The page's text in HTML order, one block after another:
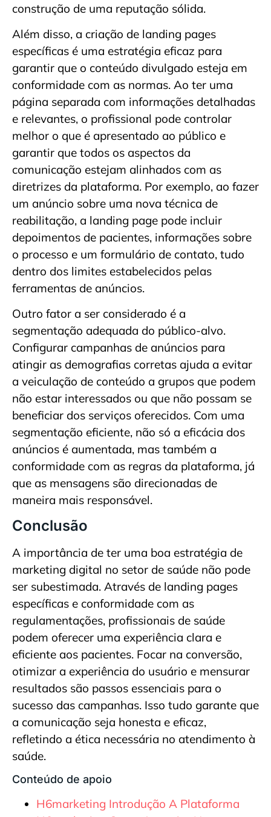
construção de uma reputação sólida.
Além disso, a criação de landing pages
específicas é uma estratégia eficaz para
garantir que o conteúdo divulgado esteja em
conformidade com as normas. Ao ter uma
página separada com informações detalhadas
e relevantes, o profissional pode controlar
melhor o que é apresentado ao público e
garantir que todos os aspectos da
comunicação estejam alinhados com as
diretrizes da plataforma. Por exemplo, ao fazer
um anúncio sobre uma nova técnica de
reabilitação, a landing page pode incluir
depoimentos de pacientes, informações sobre
o processo e um formulário de contato, tudo
dentro dos limites estabelecidos pelas
ferramentas de anúncios.
Outro fator a ser considerado é a
segmentação adequada do público-alvo.
Configurar campanhas de anúncios para
atingir as demografias corretas ajuda a evitar
a veiculação de conteúdo a grupos que podem
não estar interessados ou que não possam se
beneficiar dos serviços oferecidos. Com uma
segmentação eficiente, não só a eficácia dos
anúncios é aumentada, mas também a
conformidade com as regras da plataforma, já
que as mensagens são direcionadas de
maneira mais responsável.
Conclusão
A importância de ter uma boa estratégia de
marketing digital no setor de saúde não pode
ser subestimada. Através de landing pages
específicas e conformidade com as
regulamentações, profissionais de saúde
podem oferecer uma experiência clara e
eficiente aos pacientes. Focar na conversão,
otimizar a experiência do usuário e mensurar
resultados são passos essenciais para o
sucesso das campanhas. Isso tudo garante que
a comunicação seja honesta e eficaz,
refletindo a ética necessária no atendimento à
saúde.
Conteúdo de apoio
H6marketing Introdução A Plataforma